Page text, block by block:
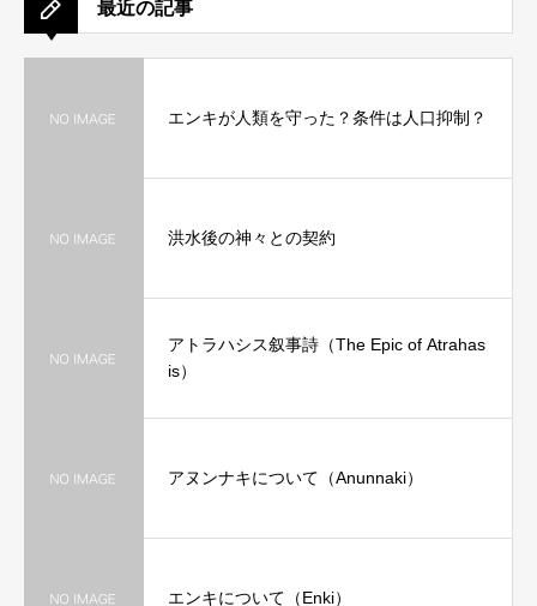
最近の記事
エンキが人類を守った？条件は人口抑制？
洪水後の神々との契約
アトラハシス叙事詩（The Epic of Atrahas
is）
アヌンナキについて（Anunnaki）
エンキについて（Enki）